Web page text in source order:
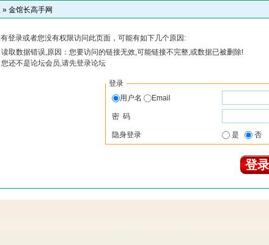
» 金馆长高手网
登录或者您没有权限访问此页面，可能有如下几个原因:
读取数据错误,原因：您要访问的链接无效,可能链接不完整,或数据已被删除!
您还不是论坛会员,请先登录论坛
登录
用户名
Email
密 码
隐身登录 是 否